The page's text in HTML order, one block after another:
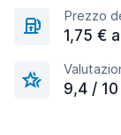
Prezzo
1,75 €
9,4 / 10